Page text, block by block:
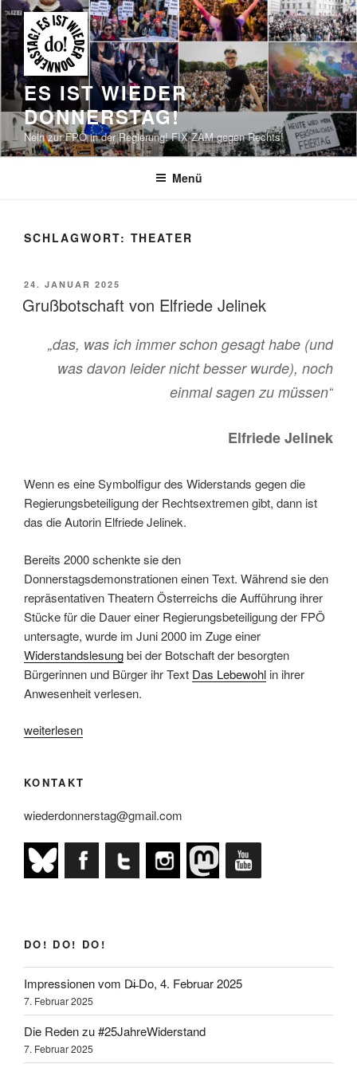
Zum
Inhalt
springen
ES IST WIEDER
DONNERSTAG!
Nein zur FPÖ in der Regierung! FIX ZAM gegen Rechts!
Menü
SCHLAGWORT: THEATER
VERÖFFENTLICHT
AM
24. JANUAR 2025
Grußbotschaft von Elfriede Jelinek
„das, was ich immer schon gesagt habe (und
was davon leider nicht besser wurde), noch
einmal sagen zu müssen“
Elfriede Jelinek
Wenn es eine Symbolfigur des Widerstands gegen die
Regierungsbeteiligung der Rechtsextremen gibt, dann ist
das die Autorin Elfriede Jelinek.
Bereits 2000 schenkte sie den
Donnerstagsdemonstrationen einen Text. Während sie den
repräsentativen Theatern Österreichs die Aufführung ihrer
Stücke für die Dauer einer Regierungsbeteiligung der FPÖ
untersagte, wurde im Juni 2000 im Zuge einer
Widerstandslesungbei der Botschaft der besorgten
Bürgerinnen und Bürger ihr Text Das Lebewohl in ihrer
Anwesenheit verlesen.
„Grußbotschaft
Jelinek“
weiterlesen
KONTAKT
wiederdonnerstag@gmail.com
DO! DO! DO!
Impressionen vom D̶i̶ Do, 4. Februar 2025
7. Februar 2025
Die Reden zu #25JahreWiderstand
7. Februar 2025